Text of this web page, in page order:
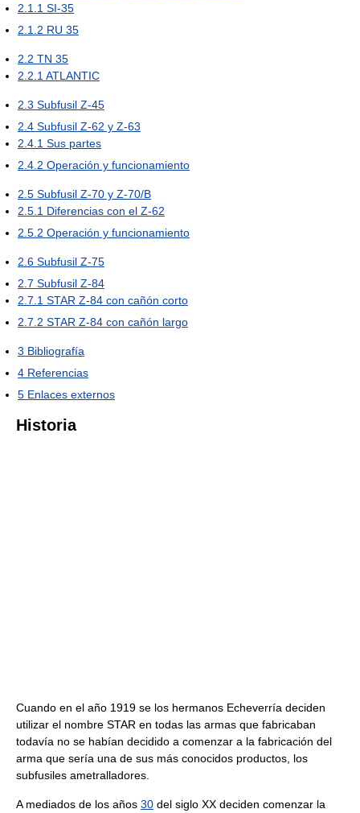
2.1.1 SI-35
2.1.2 RU 35
2.2 TN 35
2.2.1 ATLANTIC
2.3 Subfusil Z-45
2.4 Subfusil Z-62 y Z-63
2.4.1 Sus partes
2.4.2 Operación y funcionamiento
2.5 Subfusil Z-70 y Z-70/B
2.5.1 Diferencias con el Z-62
2.5.2 Operación y funcionamiento
2.6 Subfusil Z-75
2.7 Subfusil Z-84
2.7.1 STAR Z-84 con cañón corto
2.7.2 STAR Z-84 con cañón largo
3 Bibliografía
4 Referencias
5 Enlaces externos
Historia
Cuando en el año 1919 se los hermanos Echeverría deciden
utilizar el nombre STAR en todas las armas que fabricaban
todavía no se habían decidido a comenzar a la fabricación del
arma que sería una de sus más conocidos productos, los
subfusiles ametralladores.
A mediados de los años 30 del siglo XX deciden comenzar la